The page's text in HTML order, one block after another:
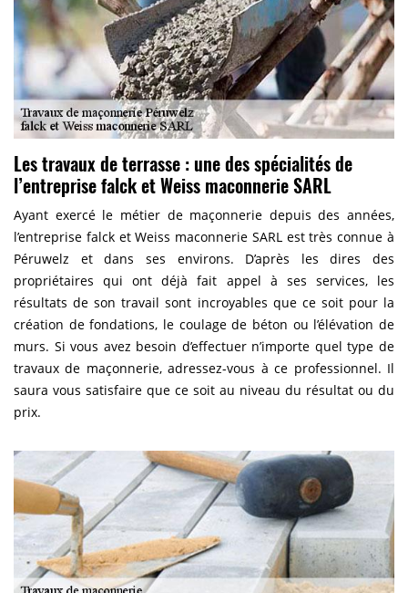
Les travaux de terrasse : une des spécialités de
l’entreprise falck et Weiss maconnerie SARL
Ayant exercé le métier de maçonnerie depuis des années,
l’entreprise falck et Weiss maconnerie SARL est très connue à
Péruwelz et dans ses environs. D’après les dires des
propriétaires qui ont déjà fait appel à ses services, les
résultats de son travail sont incroyables que ce soit pour la
création de fondations, le coulage de béton ou l’élévation de
murs. Si vous avez besoin d’effectuer n’importe quel type de
travaux de maçonnerie, adressez-vous à ce professionnel. Il
saura vous satisfaire que ce soit au niveau du résultat ou du
prix.